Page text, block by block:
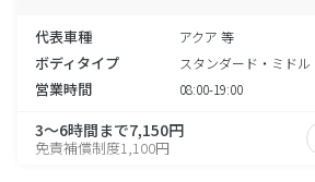
代表車種 アクア 等
ボディタイプ スタンダード・ミドル
営業時間 08:00-19:00
3～6時間まで7,150円
免責補償制度1,100円